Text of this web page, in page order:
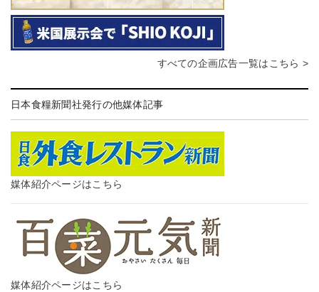
すべての企画広告一覧はこちら >
日本食糧新聞社発行の他媒体記事
媒体紹介ページはこちら
媒体紹介ページはこちら